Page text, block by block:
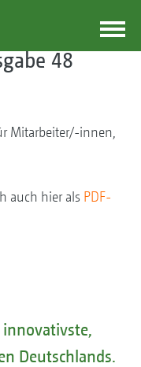
48
Mitarbeiter/-innen,
auch hier als PDF-
innovativste,
Deutschlands.